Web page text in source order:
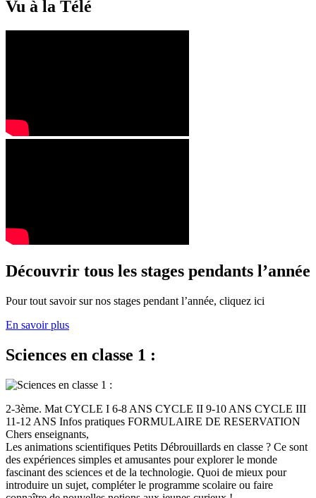
Vu à la Télé
Découvrir tous les stages pendants l’année
Pour tout savoir sur nos stages pendant l’année, cliquez ici
En savoir plus
Sciences en classe 1 :
2-3ème. Mat CYCLE I 6-8 ANS CYCLE II 9-10 ANS CYCLE III
11-12 ANS Infos pratiques FORMULAIRE DE RESERVATION
Chers enseignants,
Les animations scientifiques Petits Débrouillards en classe ? Ce sont
des expériences simples et amusantes pour explorer le monde
fascinant des sciences et de la technologie. Quoi de mieux pour
introduire un sujet, compléter le programme scolaire ou faire